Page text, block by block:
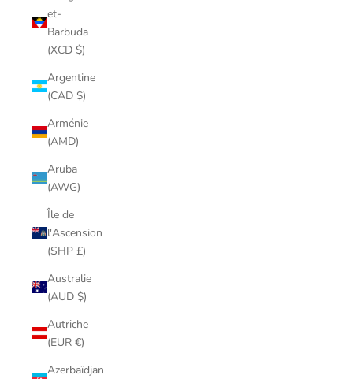
et-
Barbuda
(XCD $)
Argentine
(CAD $)
Arménie
(AMD)
Aruba
(AWG)
Île de
l'Ascension
(SHP £)
Australie
(AUD $)
Autriche
(EUR €)
Azerbaïdjan